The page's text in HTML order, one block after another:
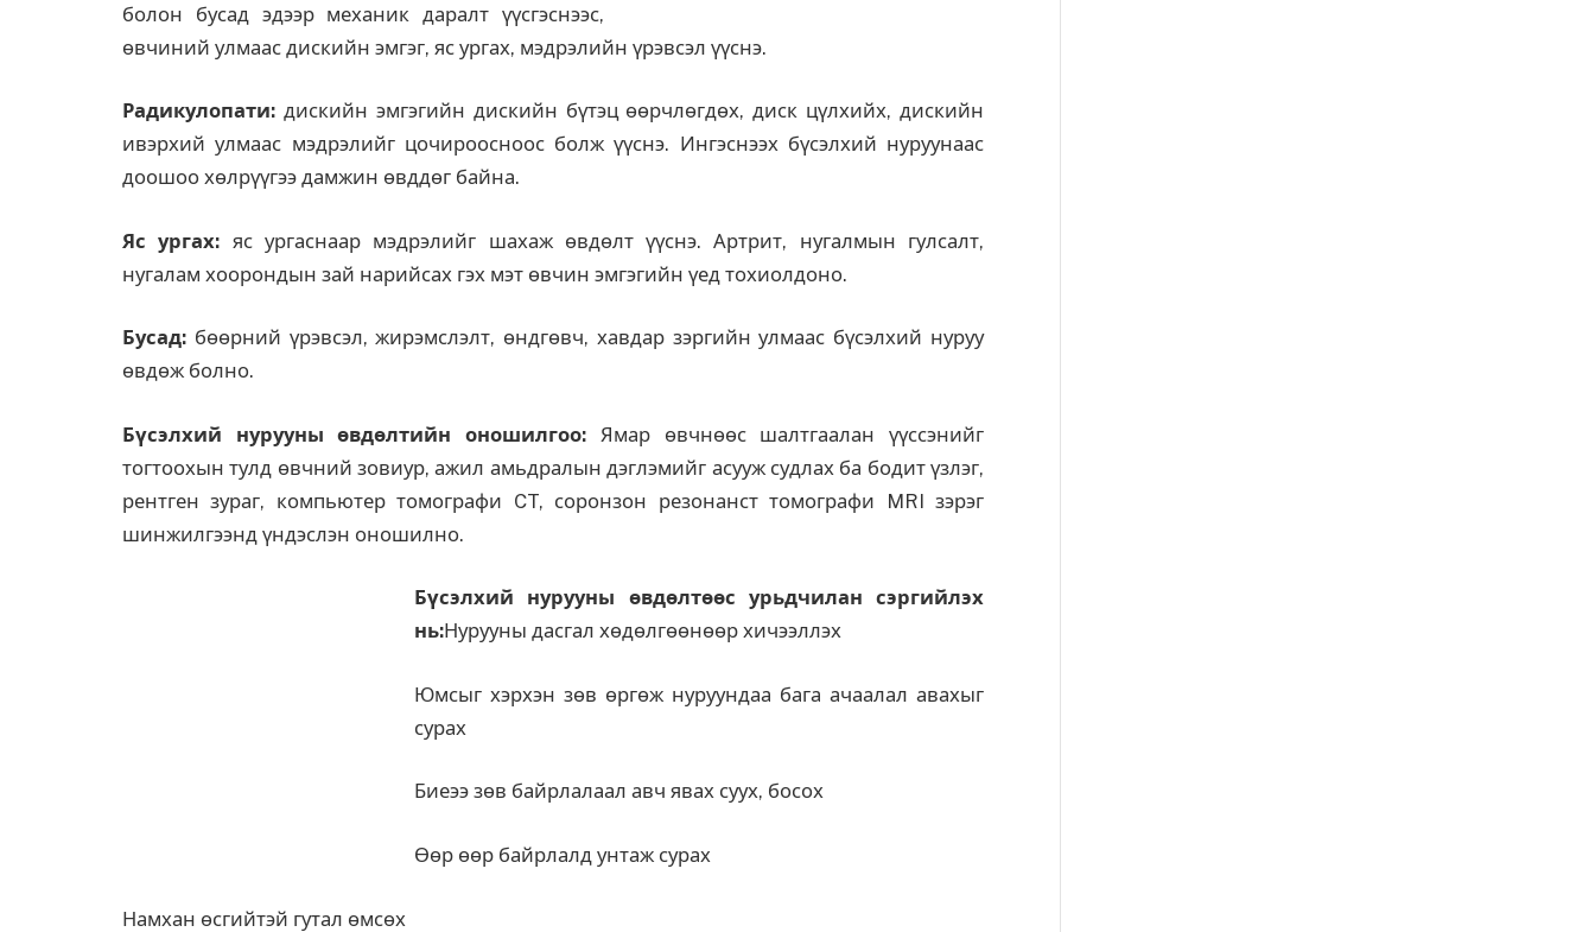
болон бусад эдээр механик даралт үүсгэснээс,
өвчиний улмаас дискийн эмгэг, яс ургах, мэдрэлийн үрэвсэл үүснэ.
Радикулопати: дискийн эмгэгийн дискийн бүтэц өөрчлөгдөх, диск цүлхийх, дискийн
ивэрхий улмаас мэдрэлийг цочироосноос болж үүснэ. Ингэснээх бүсэлхий нуруунаас
доошоо хөлрүүгээ дамжин өвддөг байна.
Яс ургах: яс ургаснаар мэдрэлийг шахаж өвдөлт үүснэ. Артрит, нугалмын гулсалт,
нугалам хоорондын зай нарийсах гэх мэт өвчин эмгэгийн үед тохиолдоно.
Бусад: бөөрний үрэвсэл, жирэмслэлт, өндгөвч, хавдар зэргийн улмаас бүсэлхий нуруу
өвдөж болно.
Бүсэлхий нурууны өвдөлтийн оношилгоо: Ямар өвчнөөс шалтгаалан үүссэнийг
тогтоохын тулд өвчний зовиур, ажил амьдралын дэглэмийг асууж судлах ба бодит үзлэг,
рентген зураг, компьютер томографи CT, соронзон резонанст томографи MRI зэрэг
шинжилгээнд үндэслэн оношилно.
Бүсэлхий нурууны өвдөлтөөс урьдчилан сэргийлэх
нь:Нурууны дасгал хөдөлгөөнөөр хичээллэх
Юмсыг хэрхэн зөв өргөж нуруундаа бага ачаалал авахыг
сурах
Биеээ зөв байрлалаал авч явах суух, босох
Өөр өөр байрлалд унтаж сурах
Намхан өсгийтэй гутал өмсөх